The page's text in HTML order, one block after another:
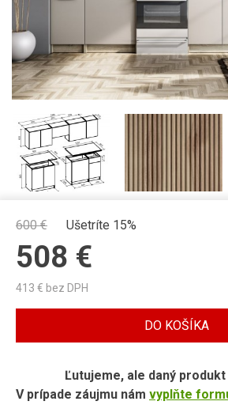
600€ Ušetríte 15%
508 €
413 € bez DPH
DO KOŠÍKA
Ľutujeme, ale daný
V prípade záujmu nám vyplňte